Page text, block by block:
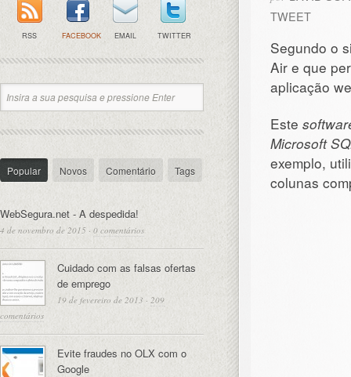
TWEET
Segundo o
Air e que
aplicação
Este
Microsoft
exemplo,
colunas
RSS FACEBOOK EMAIL TWITTER
Popular Novos Comentário Tags
WebSegura.net - A despedida!
4 de novembro de 2015 · 0 comentários
Cuidado com as falsas ofertas
de emprego
19 de fevereiro de 2013 · 209
comentários
Evite fraudes no OLX com o
Google